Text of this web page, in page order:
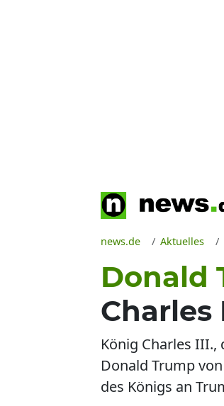
news.de Aktuelles
Donald
Charles
König Charles
Donald Trump
des Königs an